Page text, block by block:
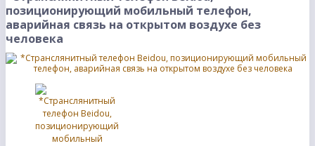
позиционирующий мобильный телефон,
аварийная связь на открытом воздухе без
человека